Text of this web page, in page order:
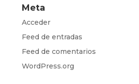
Meta
Acceder
Feed de entradas
Feed de comentarios
WordPress.org